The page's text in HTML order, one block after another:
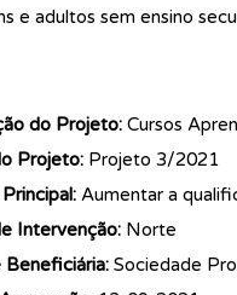
e adultos sem ensino
do Projeto: Cursos
Projeto: Projeto 3/2021
Aumentar a
Intervenção: Norte
Beneficiária: Sociedade